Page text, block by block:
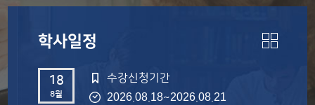
학사일정
18
8월
수강신청기간
2026.08.18~2026.08.21